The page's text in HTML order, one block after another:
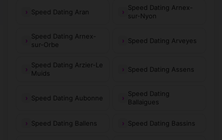
Speed Dating Aran
Speed Dating Arnex-
sur-Nyon
Speed Dating Arnex-
sur-Orbe
Speed Dating Arveyes
Speed Dating Arzier-Le
Muids
Speed Dating Assens
Speed Dating Aubonne
Speed Dating
Ballaigues
Speed Dating Ballens Speed Dating Bassins